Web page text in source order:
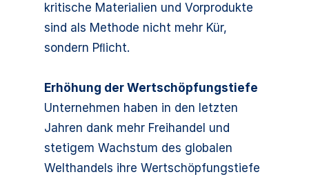
kritische Materialien und Vorprodukte
sind als Methode nicht mehr Kür,
sondern Pﬂicht.
Erhöhung der Wertschöpfungstiefe
Unternehmen haben in den letzten
Jahren dank mehr Freihandel und
stetigem Wachstum des globalen
Welthandels ihre Wertschöpfungstiefe